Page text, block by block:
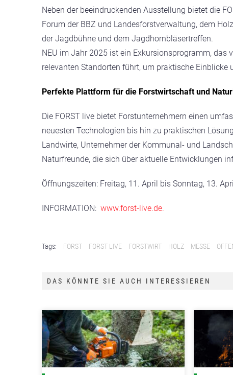
Neben der beeindruckenden Ausstellung bietet die
Forum der BBZ und Landesforstverwaltung, dem
der Jagdbühne und dem Jagdhornbläsertreffen.
NEU im Jahr 2025 ist ein Exkursionsprogramm, das
relevanten Standorten führt, um praktische
Perfekte Plattform für die Forstwirtschaft und
Die FORST live bietet Forstunternehmern einen
neuesten Technologien bis hin zu praktischen
Landwirte, Unternehmer der Kommunal- und
Naturfreunde, die sich über aktuelle Entwicklungen
Öffnungszeiten: Freitag, 11. April bis Sonntag, 13.
INFORMATION: www.forst-live.de.
Tags: FORST FORST LIVE FORSTWIRT HOLZ MESSE
DAS KÖNNTE SIE AUCH INTERESSIEREN